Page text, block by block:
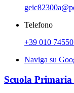
Telefono
+39 010
Naviga su
Scuola